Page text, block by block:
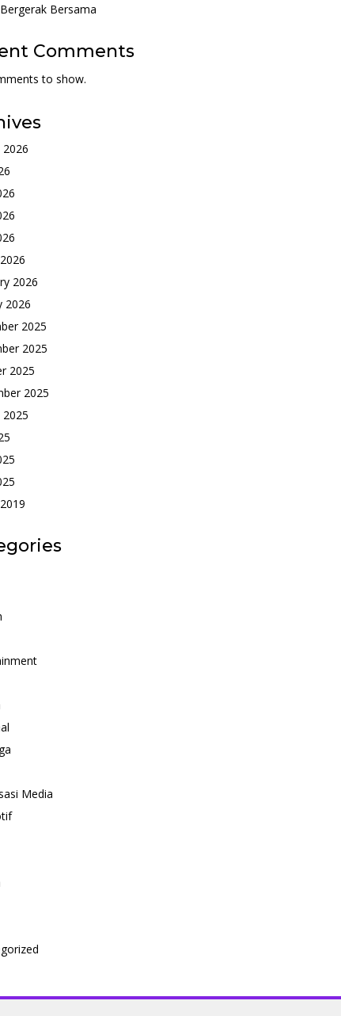
Bersama
Comments
to show.
2026
2026
2025
2025
2025
2025
Media